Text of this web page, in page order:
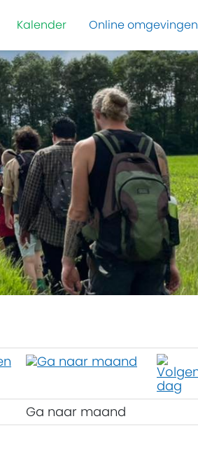
Kalender Online omgevingen
Ga naar maand